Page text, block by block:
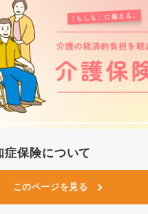
症保険について
このページを見る